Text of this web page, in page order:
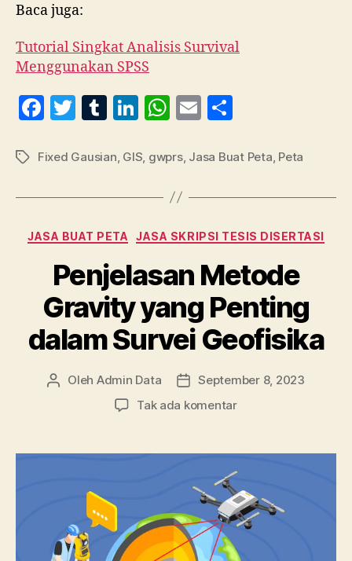
Baca juga:
Tutorial Singkat Analisis Survival
Menggunakan SPSS
F
c
b
o
o
k
T
itt
T
m
r
Li
k
dI
n
W
at
s
A
p
E
ai a
Tag Fixed Gausian, GIS, gwprs, Jasa Buat Peta, Peta
Kategori
JASA BUAT PETA JASA SKRIPSI TESIS DISERTASI
Penjelasan Metode
Gravity yang Penting
dalam Survei Geofisika
Penulis
Oleh Admin Data
Tanggal
artikel
September 8, 2023
Tak ada komentarpada
Gravity
yang
Penting
dalam
Survei